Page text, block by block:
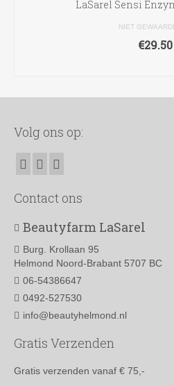
LaSarel Sensi
NIET
€29.50
Volg ons op:
Contact ons
Beautyfarm LaSarel
Burg. Krollaan 95
Helmond Noord-Brabant 5707 BC
06-54386647
0492-527530
info@beautyhelmond.nl
Gratis Verzenden
Gratis verzenden vanaf € 75,-